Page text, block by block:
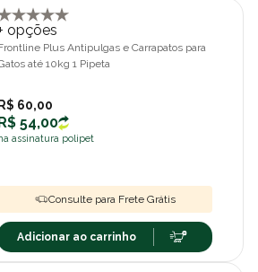
opções
Plus Antipulgas e Carrapatos para
até 10kg 1 Pipeta
R$ 60,00
54,00
assinatura polipet
Consulte para Frete Grátis
Adicionar ao carrinho